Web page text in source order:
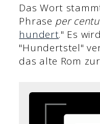
Das Wort
Phrase per
hundert." Es
"Hundertstel"
das alte Rom